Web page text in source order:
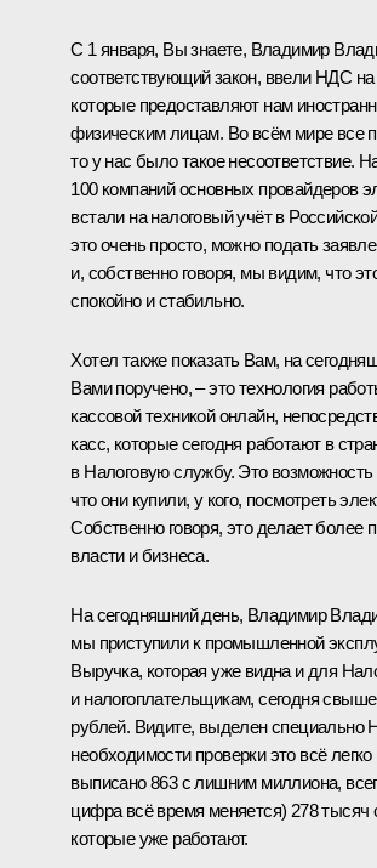
С 1 января, Вы знаете, Владимир
соответствующий закон, ввели НДС на
которые предоставляют нам
физическим лицам. Во всём мире все
то у нас было такое несоответствие.
100 компаний основных провайдеров
встали на налоговый учёт в
это очень просто, можно подать
и, собственно говоря, мы видим, что
спокойно и стабильно.
Хотел также показать Вам, на
Вами поручено, – это технология
кассовой техникой онлайн,
касс, которые сегодня работают в
в Налоговую службу. Это
что они купили, у кого, посмотреть
Собственно говоря, это делает более
власти и бизнеса.
На сегодняшний день, Владимир
мы приступили к промышленной
Выручка, которая уже видна и для
и налогоплательщикам, сегодня
рублей. Видите, выделен специально
необходимости проверки это всё
выписано 863 с лишним миллиона,
цифра всё время меняется) 278
которые уже работают.